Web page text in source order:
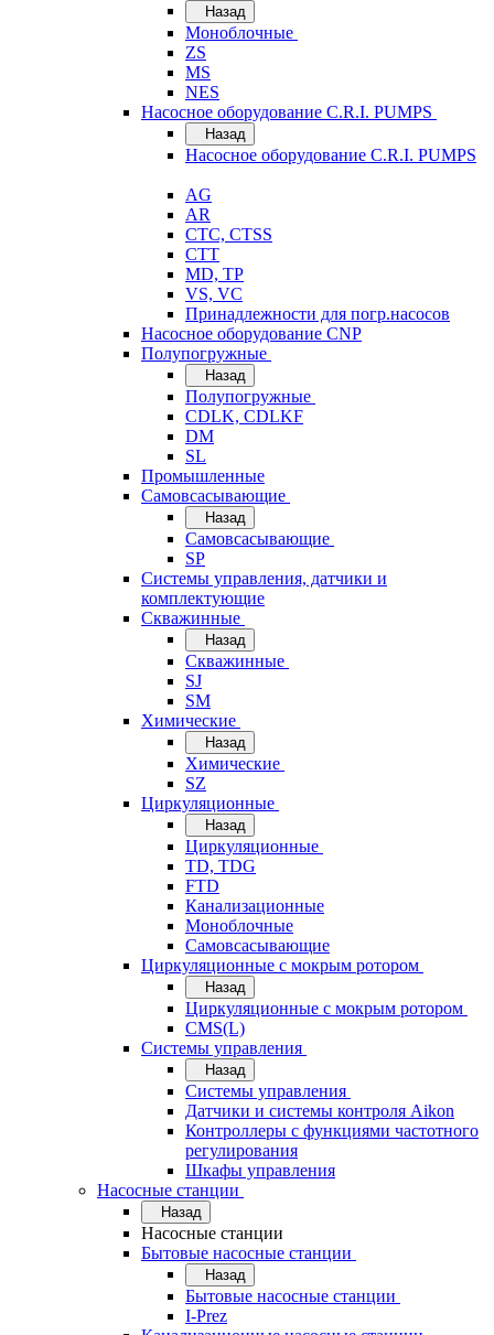
Назад
Моноблочные
ZS
MS
NES
Насосное оборудование C.R.I. PUMPS
Назад
Насосное оборудование C.R.I. PUMPS
AG
AR
CTC, CTSS
CTT
MD, TP
VS, VC
Принадлежности для погр.насосов
Насосное оборудование CNP
Полупогружные
Назад
Полупогружные
CDLK, CDLKF
DM
SL
Промышленные
Самовсасывающие
Назад
Самовсасывающие
SP
Системы управления, датчики и
комплектующие
Скважинные
Назад
Скважинные
SJ
SM
Химические
Назад
Химические
SZ
Циркуляционные
Назад
Циркуляционные
TD, TDG
FTD
Канализационные
Моноблочные
Самовсасывающие
Циркуляционные с мокрым ротором
Назад
Циркуляционные с мокрым ротором
CMS(L)
Системы управления
Назад
Системы управления
Датчики и системы контроля Aikon
Контроллеры с функциями частотного
регулирования
Шкафы управления
Насосные станции
Назад
Насосные станции
Бытовые насосные станции
Назад
Бытовые насосные станции
I-Prez